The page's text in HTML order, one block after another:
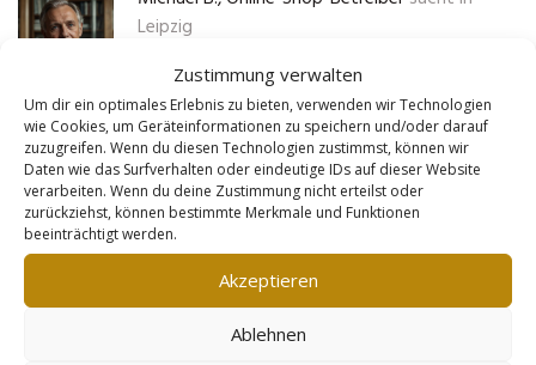
Zustimmung verwalten
Um dir ein optimales Erlebnis zu bieten, verwenden wir Technologien
wie Cookies, um Geräteinformationen zu speichern und/oder darauf
zuzugreifen. Wenn du diesen Technologien zustimmst, können wir
Daten wie das Surfverhalten oder eindeutige IDs auf dieser Website
verarbeiten. Wenn du deine Zustimmung nicht erteilst oder
zurückziehst, können bestimmte Merkmale und Funktionen
beeinträchtigt werden.
Akzeptieren
Ablehnen
Leipzig
„Ich verkaufe technische Gadgets
in meinem Online-Shop und hatte
immer Schwierigkeiten, genug
Besucher auf meine Seite zu
bringen. Dank der Goldleads-
Webseite hat sich das geändert.
Jedes Produkt wurde einzeln
optimiert, und die Seite wird jetzt